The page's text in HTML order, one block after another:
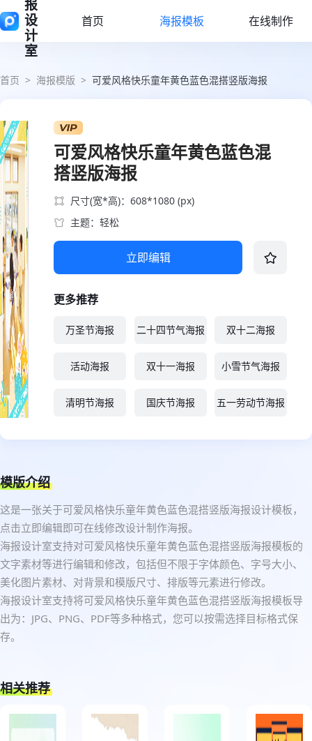
报
设
计
室
首页 海报模板 在线制作
首页 > 海报模版 > 可爱风格快乐童年黄色蓝色混搭竖版海报
可爱风格快乐童年黄色蓝色混
搭竖版海报
尺寸(宽*高)：608*1080 (px)
主题：轻松
立即编辑
更多推荐
万圣节海报 二十四节气海报 双十二海报
活动海报 双十一海报 小雪节气海报
清明节海报 国庆节海报 五一劳动节海报
模版介绍
这是一张关于可爱风格快乐童年黄色蓝色混搭竖版海报设计模板，
点击立即编辑即可在线修改设计制作海报。
海报设计室支持对可爱风格快乐童年黄色蓝色混搭竖版海报模板的
文字素材等进行编辑和修改，包括但不限于字体颜色、字号大小、
美化图片素材、对背景和模版尺寸、排版等元素进行修改。
海报设计室支持将可爱风格快乐童年黄色蓝色混搭竖版海报模板导
出为：JPG、PNG、PDF等多种格式，您可以按需选择目标格式保
存。
相关推荐